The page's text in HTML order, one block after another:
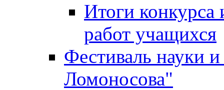
Итоги конкурса
работ учащихся
Фестиваль науки
Ломоносова"